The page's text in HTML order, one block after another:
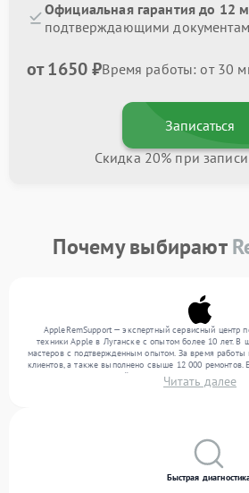
Официальная гарантия до 12
подтверждающими
от 1650 ₽Время работы: от 30
Записаться
Скидка 20% при
Почему выбирают
AppleRemSupport — экспертный сервисный центр
техники Apple в Луганске с опытом более 10 лет. В
мастеров с подтвержденным опытом. За время работы
клиентов, а также выполнено свыше 12 000 ремонтов.
поступает от 300 устройств, включая , , . Мы
поддерживаем высокий стандарт качества
Читать далее
Быстрая